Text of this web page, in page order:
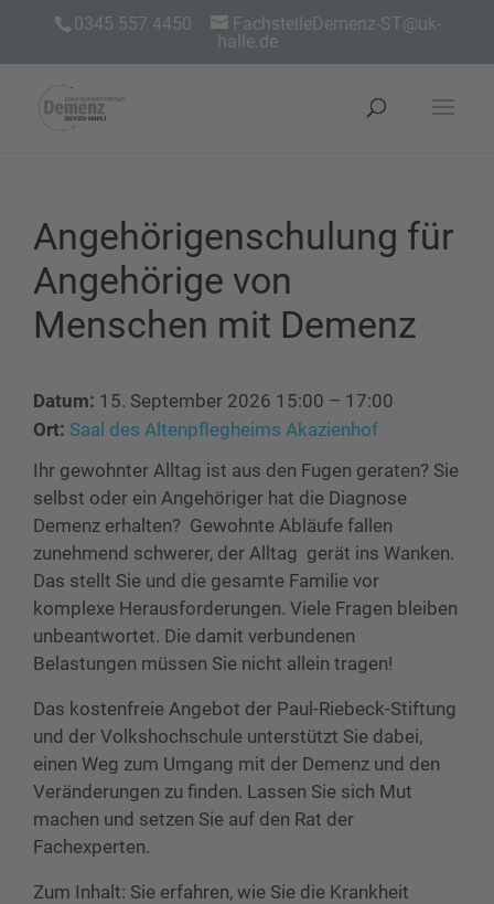
0345 557 4450
FachstelleDemenz-ST@uk-
halle.de
Angehörigenschulung für
Angehörige von
Menschen mit Demenz
Datum: 15. September 2026 15:00 – 17:00
Ort: Saal des Altenpflegheims Akazienhof
Ihr gewohnter Alltag ist aus den Fugen geraten? Sie
selbst oder ein Angehöriger hat die Diagnose
Demenz erhalten? Gewohnte Abläufe fallen
zunehmend schwerer, der Alltag gerät ins Wanken.
Das stellt Sie und die gesamte Familie vor
komplexe Herausforderungen. Viele Fragen bleiben
unbeantwortet. Die damit verbundenen
Belastungen müssen Sie nicht allein tragen!
Das kostenfreie Angebot der Paul-Riebeck-Stiftung
und der Volkshochschule unterstützt Sie dabei,
einen Weg zum Umgang mit der Demenz und den
Veränderungen zu finden. Lassen Sie sich Mut
machen und setzen Sie auf den Rat der
Fachexperten.
Zum Inhalt: Sie erfahren, wie Sie die Krankheit